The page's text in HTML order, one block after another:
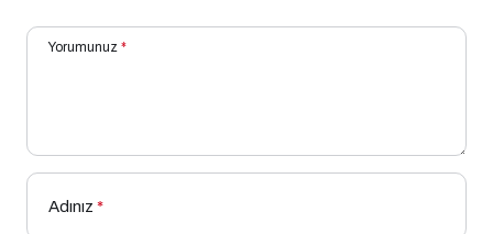
Yorumunuz *
Adınız *